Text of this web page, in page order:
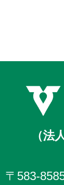
（法
〒583-